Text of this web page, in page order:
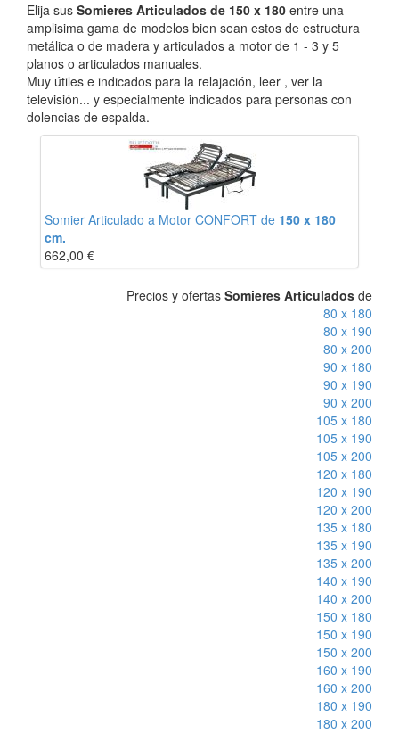
Elija sus Somieres Articulados de 150 x 180 entre una
amplisima gama de modelos bien sean estos de estructura
metálica o de madera y articulados a motor de 1 - 3 y 5
planos o articulados manuales.
Muy útiles e indicados para la relajación, leer , ver la
televisión... y especialmente indicados para personas con
dolencias de espalda.
Somier Articulado a Motor CONFORT de 150 x 180
cm.
662,00 €
Precios y ofertas Somieres Articulados de
80 x 180
80 x 190
80 x 200
90 x 180
90 x 190
90 x 200
105 x 180
105 x 190
105 x 200
120 x 180
120 x 190
120 x 200
135 x 180
135 x 190
135 x 200
140 x 190
140 x 200
150 x 180
150 x 190
150 x 200
160 x 190
160 x 200
180 x 190
180 x 200